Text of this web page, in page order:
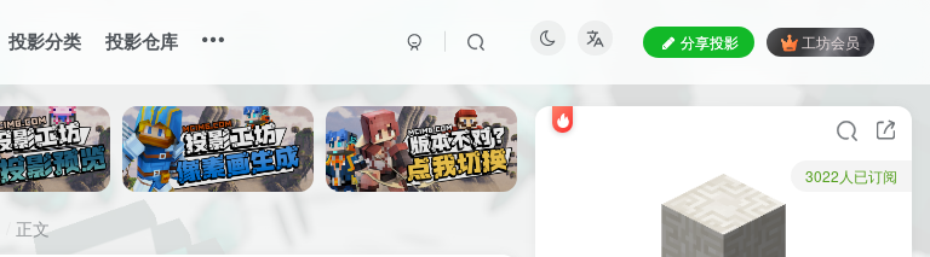
投影分类 投影仓库 分享投影 工坊会员
正文
3022人已订阅